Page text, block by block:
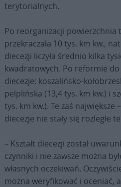
terytorialnych.
Po reorganizacji powierzchnia
przekraczała 10 tys. km kw.,
diecezji liczyła średnio kilka
kwadratowych. Po reformie do
diecezje: koszalińsko-
pelplińska (13,4 tys. km kw.) i
tys. km kw.). Te zaś największe
diecezje nie stały się rozległe
– Kształt diecezji został
czynniki i nie zawsze można
własnych oczekiwań.
można weryfikować i oceniać,